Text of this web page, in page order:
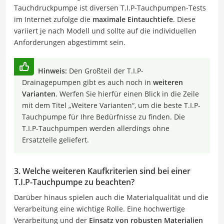
Tauchdruckpumpe ist diversen T.I.P-Tauchpumpen-Tests
im Internet zufolge die maximale Eintauchtiefe. Diese
variiert je nach Modell und sollte auf die individuellen
Anforderungen abgestimmt sein.
Hinweis: Den Großteil der T.I.P-
Drainagepumpen gibt es auch noch in weiteren
Varianten. Werfen Sie hierfür einen Blick in die Zeile
mit dem Titel „Weitere Varianten“, um die beste T.I.P-
Tauchpumpe für Ihre Bedürfnisse zu finden. Die
T.I.P-Tauchpumpen werden allerdings ohne
Ersatzteile geliefert.
3. Welche weiteren Kaufkriterien sind bei einer
T.I.P-Tauchpumpe zu beachten?
Darüber hinaus spielen auch die Materialqualität und die
Verarbeitung eine wichtige Rolle. Eine hochwertige
Verarbeitung und der Einsatz von robusten Materialien